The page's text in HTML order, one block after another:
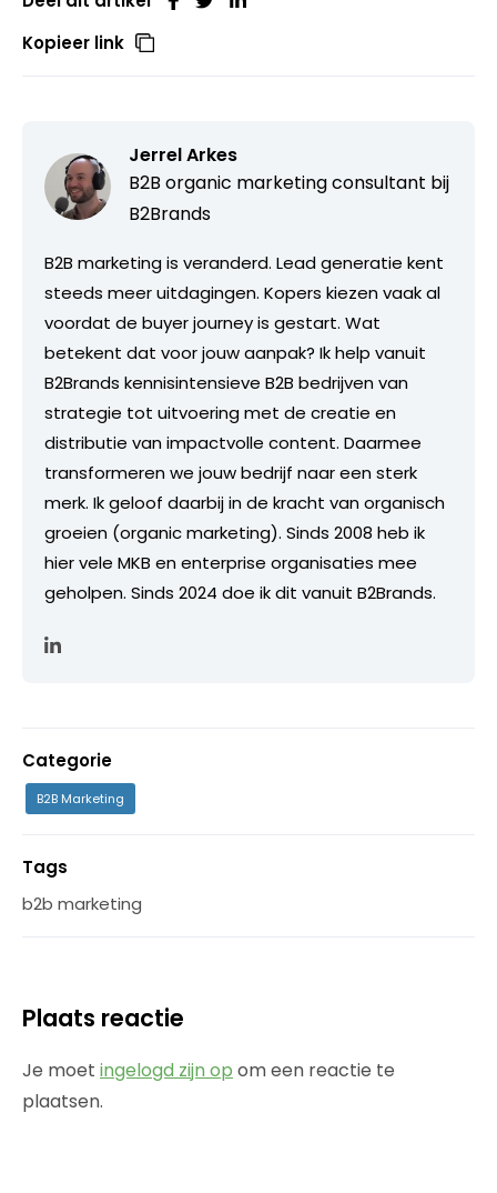
Kopieer link
Jerrel Arkes
B2B organic marketing consultant bij
B2Brands
B2B marketing is veranderd. Lead generatie kent
steeds meer uitdagingen. Kopers kiezen vaak al
voordat de buyer journey is gestart. Wat
betekent dat voor jouw aanpak? Ik help vanuit
B2Brands kennisintensieve B2B bedrijven van
strategie tot uitvoering met de creatie en
distributie van impactvolle content. Daarmee
transformeren we jouw bedrijf naar een sterk
merk. Ik geloof daarbij in de kracht van organisch
groeien (organic marketing). Sinds 2008 heb ik
hier vele MKB en enterprise organisaties mee
geholpen. Sinds 2024 doe ik dit vanuit B2Brands.
Categorie
B2B Marketing
Tags
b2b marketing
Plaats reactie
Je moet ingelogd zijn op om een reactie te
plaatsen.